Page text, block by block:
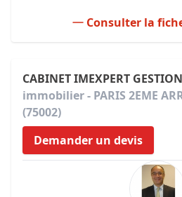
Consulter la
CABINET IMEXPERT
immobilier - PARIS 2EME
(75002)
Demander un devis